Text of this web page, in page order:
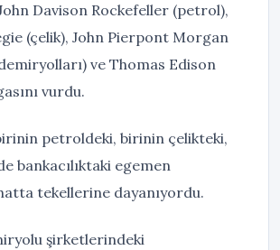
Davison Rockefeller (petrol),
(çelik), John Pierpont Morgan
demiryolları) ve Thomas Edison
vurdu.
petroldeki, birinin çelikteki,
bankacılıktaki egemen
tekellerine dayanıyordu.
şirketlerindeki